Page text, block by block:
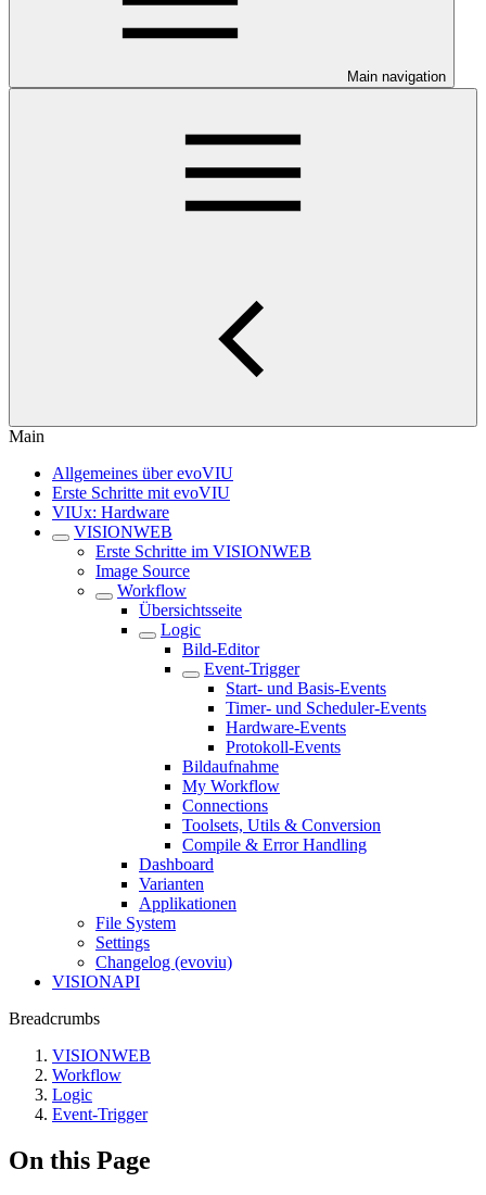
Main navigation
Main
Allgemeines über evoVIU
Erste Schritte mit evoVIU
VIUx: Hardware
VISIONWEB
Erste Schritte im VISIONWEB
Image Source
Workflow
Übersichtsseite
Logic
Bild-Editor
Event-Trigger
Start- und Basis-Events
Timer- und Scheduler-Events
Hardware-Events
Protokoll-Events
Bildaufnahme
My Workflow
Connections
Toolsets, Utils & Conversion
Compile & Error Handling
Dashboard
Varianten
Applikationen
File System
Settings
Changelog (evoviu)
VISIONAPI
Breadcrumbs
VISIONWEB
Workflow
Logic
Event-Trigger
On this Page